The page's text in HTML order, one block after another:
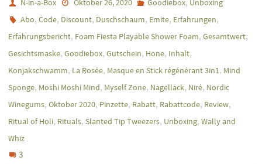
N-in-a-Box Oktober 26, 2020 Goodiebox Unboxing
Abo,Code, Discount, Duschschaum, Emite, Erfahrungen,
Erfahrungsbericht, Foam Fiesta Playable Shower Foam, Gesamtwert,
Gesichtsmaske, Goodiebox, Gutschein, Hone, Inhalt,
Konjakschwamm, La Rosée, Masque en Stick régénérant 3in1, Mind
Sponge, Moshi Moshi Mind, Myself Zone, Nagellack, Niré, Nordic
Winegums, Oktober 2020, Pinzette, Rabatt, Rabattcode, Review,
Ritual of Holi, Rituals, Slanted Tip Tweezers, Unboxing, Wally and
Whiz
3